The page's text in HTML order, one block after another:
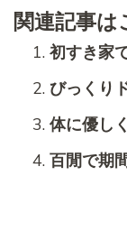
関連記事は
初すき家
びっくり
体に優
百閒で期